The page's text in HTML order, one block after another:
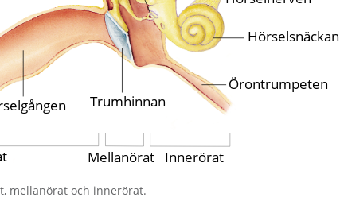
mellanörat och innerörat.